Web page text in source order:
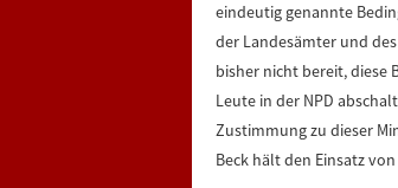
eindeutig genannte
der Landesämter und
bisher nicht bereit, diese
Leute in der NPD
Zustimmung zu dieser
Beck hält den Einsatz